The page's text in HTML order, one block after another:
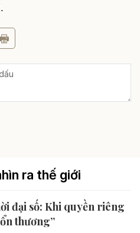
ra thế giới
đại số: Khi quyền riêng
thương”